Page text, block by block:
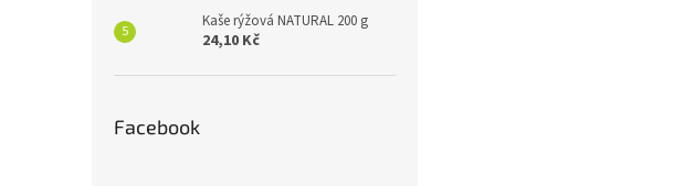
Kaše rýžová NATURAL 200 g
24,10 Kč
Facebook